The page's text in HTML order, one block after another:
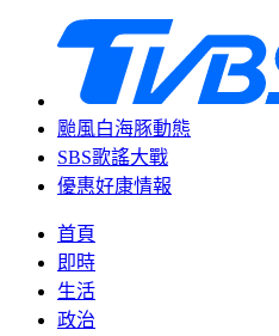
颱風白海豚動態
SBS歌謠大戰
優惠好康情報
首頁
即時
生活
政治